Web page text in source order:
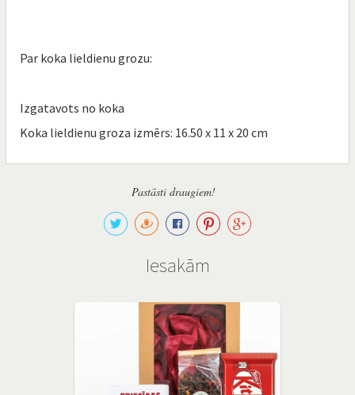
Par koka lieldienu grozu:
Izgatavots no koka
Koka lieldienu groza izmērs: 16.50 x 11 x 20 cm
Pastāsti draugiem!
Iesakām